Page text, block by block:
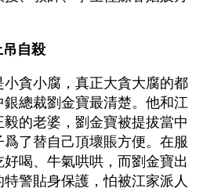
自殺
貪小腐，真正大貪大腐的都
總裁劉金寶最清楚。他和江
的老婆，劉金寶被提拔當中
了替自己頂壞賬方便。在服
喝、牛氣哄哄，而劉金寶出
警貼身保護，怕被江家派人